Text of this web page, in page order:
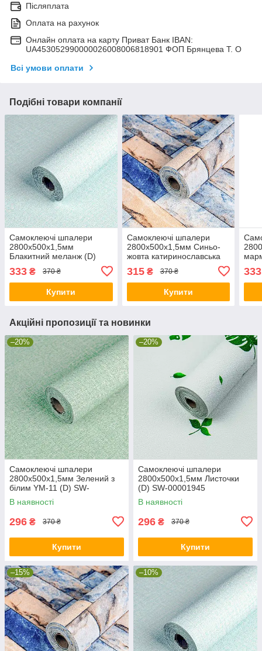
Післяплата
Оплата на рахунок
Онлайн оплата на карту Приват Банк IBAN:
UA453052990000026008006818901 ФОП Брянцева Т. О
Всі умови оплати
Подібні товари компанії
Самоклеючі шпалери
2800х500х1,5мм
Блакитний меланж (D)
333 ₴ 370 ₴
Купити
Самоклеючі шпалери
2800х500х1,5мм Синьо-
жовта катиринославська
315₴ 370 ₴
Купити
333
Акційні пропозиції та новинки
–20%
Самоклеючі шпалери
2800х500х1,5мм Зелений з
білим YM-11 (D) SW-
00002019
В наявності
296 ₴ 370 ₴
Купити
–20%
Самоклеючі шпалери
2800х500х1,5мм Листочки
(D) SW-00001945
В наявності
296 ₴ 370 ₴
Купити
–15% –10%